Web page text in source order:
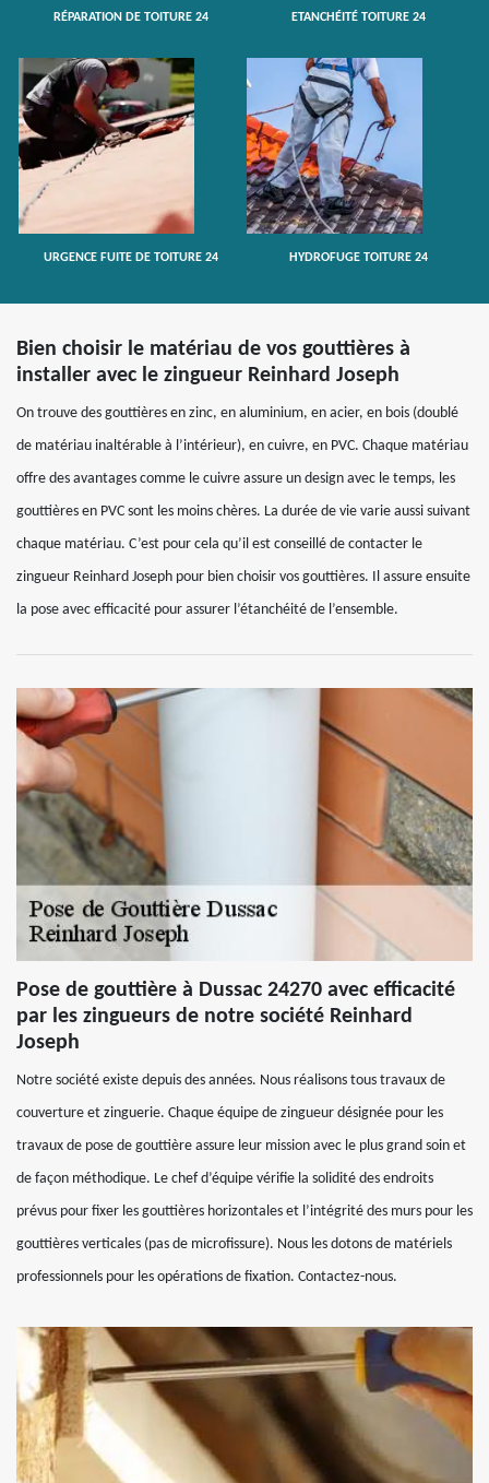
RÉPARATION DE TOITURE 24 ETANCHÉITÉ TOITURE 24
URGENCE FUITE DE TOITURE 24 HYDROFUGE TOITURE 24
Bien choisir le matériau de vos gouttières à
installer avec le zingueur Reinhard Joseph
On trouve des gouttières en zinc, en aluminium, en acier, en bois (doublé
de matériau inaltérable à l’intérieur), en cuivre, en PVC. Chaque matériau
offre des avantages comme le cuivre assure un design avec le temps, les
gouttières en PVC sont les moins chères. La durée de vie varie aussi suivant
chaque matériau. C’est pour cela qu’il est conseillé de contacter le
zingueur Reinhard Joseph pour bien choisir vos gouttières. Il assure ensuite
la pose avec efficacité pour assurer l’étanchéité de l’ensemble.
Pose de gouttière à Dussac 24270 avec efficacité
par les zingueurs de notre société Reinhard
Joseph
Notre société existe depuis des années. Nous réalisons tous travaux de
couverture et zinguerie. Chaque équipe de zingueur désignée pour les
travaux de pose de gouttière assure leur mission avec le plus grand soin et
de façon méthodique. Le chef d’équipe vérifie la solidité des endroits
prévus pour fixer les gouttières horizontales et l’intégrité des murs pour les
gouttières verticales (pas de microfissure). Nous les dotons de matériels
professionnels pour les opérations de fixation. Contactez-nous.